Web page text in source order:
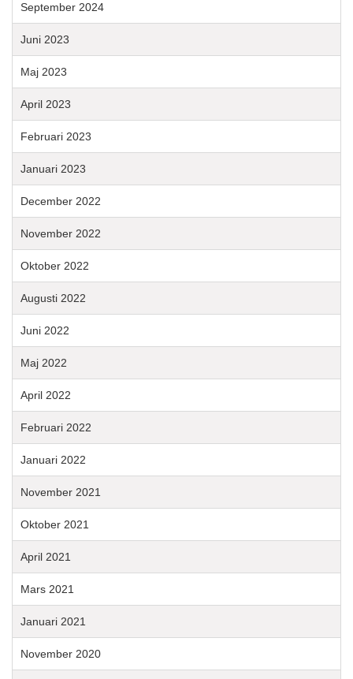
September 2024
Juni 2023
Maj 2023
April 2023
Februari 2023
Januari 2023
December 2022
November 2022
Oktober 2022
Augusti 2022
Juni 2022
Maj 2022
April 2022
Februari 2022
Januari 2022
November 2021
Oktober 2021
April 2021
Mars 2021
Januari 2021
November 2020